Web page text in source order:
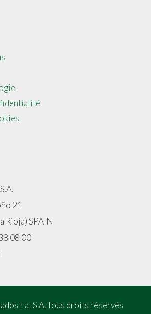
21
Rioja) SPAIN
08 00
Fal S.A. Tous droits réservés